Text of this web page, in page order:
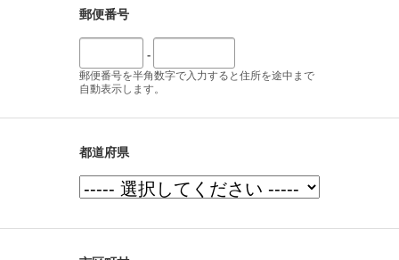
郵便番号
-
郵便番号を半角数字で入力すると住所を途中まで
自動表示します。
都道府県